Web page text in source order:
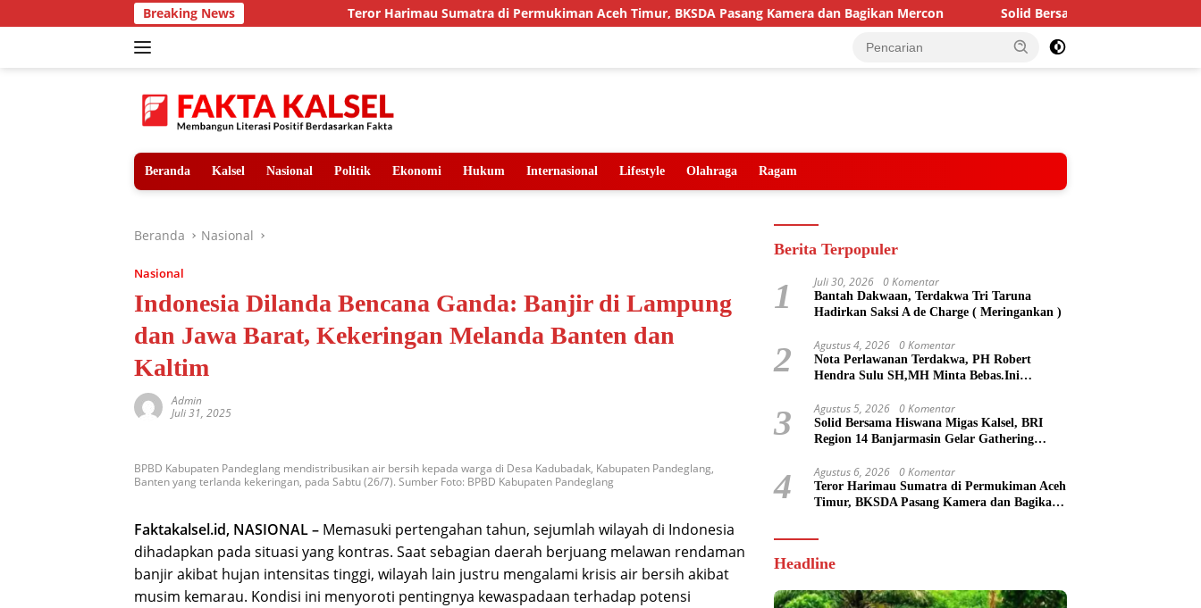
ke
Breaking News Teror Harimau Sumatra di Permukiman Aceh Timur, BKSDA Pasang Kamera dan Bagikan Mercon Solid Bersama Hiswana Migas Kalsel, BRI
Beranda Kalsel Nasional Politik Ekonomi Hukum Internasional Lifestyle Olahraga Ragam
Beranda Nasional
Nasional
Indonesia Dilanda Bencana Ganda: Banjir di Lampung
dan Jawa Barat, Kekeringan Melanda Banten dan
Kaltim
Admin
Juli 31, 2025
BPBD Kabupaten Pandeglang mendistribusikan air bersih kepada warga di Desa Kadubadak, Kabupaten Pandeglang,
Banten yang terlanda kekeringan, pada Sabtu (26/7). Sumber Foto: BPBD Kabupaten Pandeglang
Faktakalsel.id, NASIONAL – Memasuki pertengahan tahun, sejumlah wilayah di Indonesia
dihadapkan pada situasi yang kontras. Saat sebagian daerah berjuang melawan rendaman
banjir akibat hujan intensitas tinggi, wilayah lain justru mengalami krisis air bersih akibat
musim kemarau. Kondisi ini menyoroti pentingnya kewaspadaan terhadap potensi
Berita Terpopuler
1 Juli 30, 2026 0 Komentar
Bantah Dakwaan, Terdakwa Tri Taruna
Hadirkan Saksi A de Charge ( Meringankan )
2 Agustus 4, 2026 0 Komentar
Nota Perlawanan Terdakwa, PH Robert
Hendra Sulu SH,MH Minta Bebas.Ini
3 Agustus 5, 2026 0 Komentar
Solid Bersama Hiswana Migas Kalsel, BRI
Region 14 Banjarmasin Gelar Gathering
4 Agustus 6, 2026 0 Komentar
Teror Harimau Sumatra di Permukiman Aceh
Timur, BKSDA Pasang Kamera dan Bagikan
Headline